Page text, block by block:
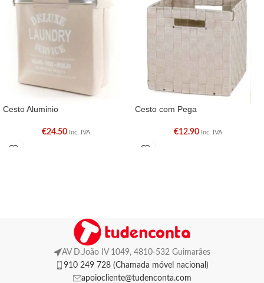
Cesto Aluminio
€24.50 Inc. IVA
Cesto com Pega
€12.90 Inc. IVA
AV D.João IV 1049, 4810-532 Guimarães
910 249 728 (Chamada móvel nacional)
apoiocliente@tudenconta.com